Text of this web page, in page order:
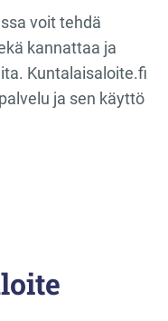
voit tehdä
kannattaa ja
Kuntalaisaloite.fi
ja sen käyttö